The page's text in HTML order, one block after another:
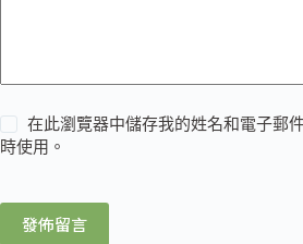
在此瀏覽器中儲存我的姓名和電子郵
時使用。
發佈留言